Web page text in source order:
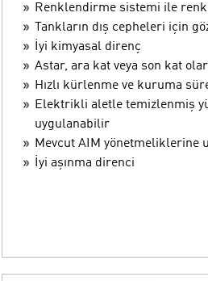
Renklendirme sistemi ile
Tankların dış cepheleri için
İyi kimyasal direnç
Astar, ara kat veya son kat
Hızlı kürlenme ve kuruma
Elektrikli aletle temizlenmiş
uygulanabilir
Mevcut AIM yönetmeliklerine
İyi aşınma direnci